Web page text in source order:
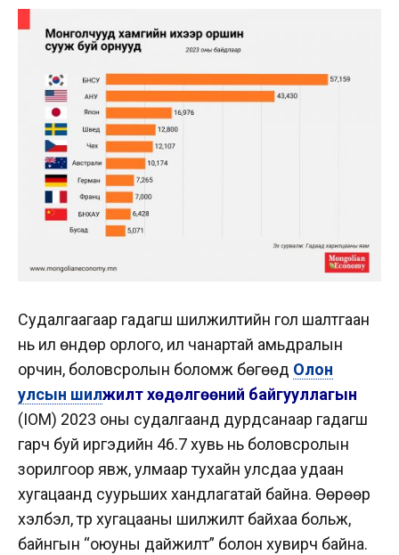
Судалгаагаар гадагш шилжилтийн гол шалтгаан
нь илүү өндөр орлого, илүү чанартай амьдралын
орчин, боловсролын боломж бөгөөд Олон
улсын шилжилт хөдөлгөөний байгууллагын
(IOM) 2023 оны судалгаанд дурдсанаар гадагш
гарч буй иргэдийн 46.7 хувь нь боловсролын
зорилгоор явж, улмаар тухайн улсдаа удаан
хугацаанд суурьших хандлагатай байна. Өөрөөр
хэлбэл, түр хугацааны шилжилт байхаа больж,
байнгын “оюуны дайжилт” болон хувирч байна.